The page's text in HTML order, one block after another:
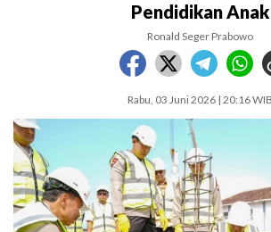
Pendidikan Anak
Ronald Seger Prabowo
Rabu, 03 Juni 2026 | 20:16 WIB